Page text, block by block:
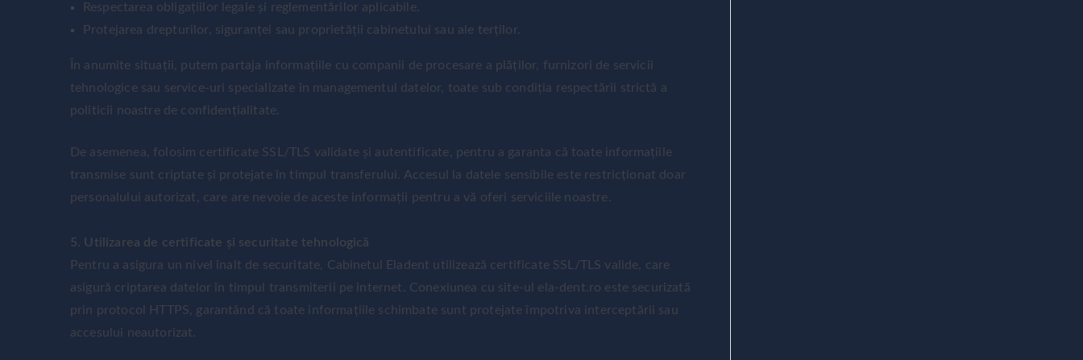
Respectarea obligațiilor legale și reglementărilor aplicabile.
Protejarea drepturilor, siguranței sau proprietății cabinetului sau ale terților.
În anumite situații, putem partaja informațiile cu companii de procesare a plăților, furnizori de servicii
tehnologice sau service-uri specializate în managementul datelor, toate sub condiția respectării strictă a
politicii noastre de confidențialitate.
De asemenea, folosim certificate SSL/TLS validate și autentificate, pentru a garanta că toate informațiile
transmise sunt criptate și protejate în timpul transferului. Accesul la datele sensibile este restricționat doar
personalului autorizat, care are nevoie de aceste informații pentru a vă oferi serviciile noastre.
5. Utilizarea de certificate și securitate tehnologică
Pentru a asigura un nivel înalt de securitate, Cabinetul Eladent utilizează certificate SSL/TLS valide, care
asigură criptarea datelor în timpul transmiterii pe internet. Conexiunea cu site-ul ela-dent.ro este securizată
prin protocol HTTPS, garantând că toate informațiile schimbate sunt protejate împotriva interceptării sau
accesului neautorizat.